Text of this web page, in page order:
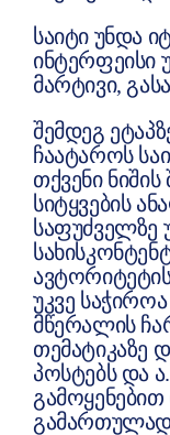
საიტი უნდა
ინტერფეისი
მარტივი,
შემდეგ
ჩაატაროს
თქვენი
სიტყვების
საფუძველზე
უკვე
მწერალის
თემატიკაზე
პოსტებს და